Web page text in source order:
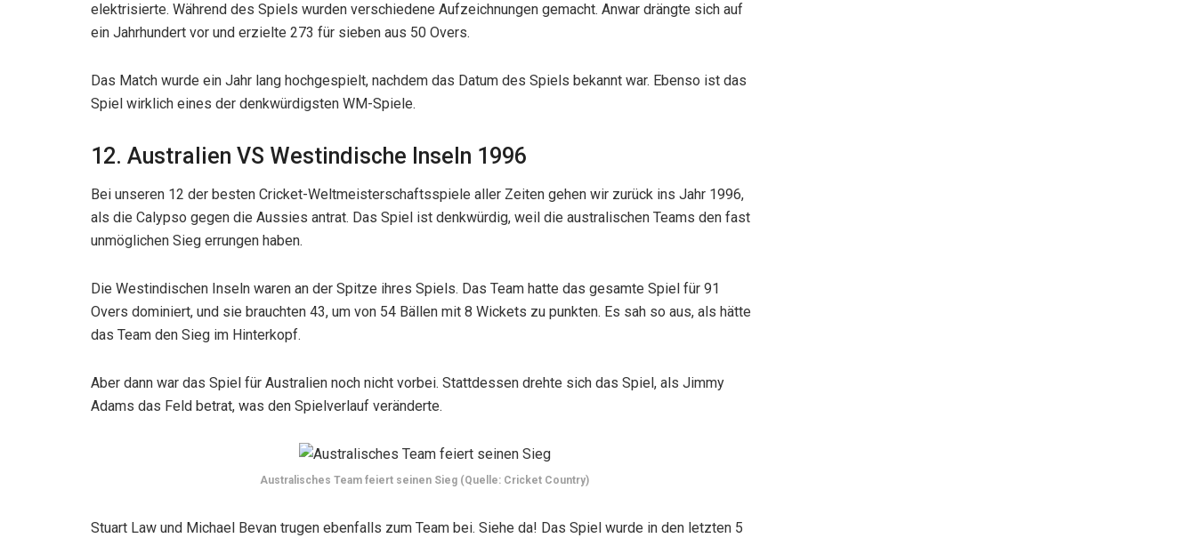
elektrisierte. Während des Spiels wurden verschiedene Aufzeichnungen gemacht. Anwar drängte sich auf
ein Jahrhundert vor und erzielte 273 für sieben aus 50 Overs.
Das Match wurde ein Jahr lang hochgespielt, nachdem das Datum des Spiels bekannt war. Ebenso ist das
Spiel wirklich eines der denkwürdigsten WM-Spiele.
12. Australien VS Westindische Inseln 1996
Bei unseren 12 der besten Cricket-Weltmeisterschaftsspiele aller Zeiten gehen wir zurück ins Jahr 1996,
als die Calypso gegen die Aussies antrat. Das Spiel ist denkwürdig, weil die australischen Teams den fast
unmöglichen Sieg errungen haben.
Die Westindischen Inseln waren an der Spitze ihres Spiels. Das Team hatte das gesamte Spiel für 91
Overs dominiert, und sie brauchten 43, um von 54 Bällen mit 8 Wickets zu punkten. Es sah so aus, als hätte
das Team den Sieg im Hinterkopf.
Aber dann war das Spiel für Australien noch nicht vorbei. Stattdessen drehte sich das Spiel, als Jimmy
Adams das Feld betrat, was den Spielverlauf veränderte.
Australisches Team feiert seinen Sieg (Quelle: Cricket Country)
Stuart Law und Michael Bevan trugen ebenfalls zum Team bei. Siehe da! Das Spiel wurde in den letzten 5